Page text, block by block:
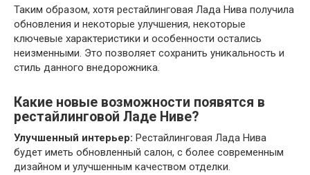
Таким образом, хотя рестайлинговая Лада Нива получила
обновления и некоторые улучшения, некоторые
ключевые характеристики и особенности остались
неизменными. Это позволяет сохранить уникальность и
стиль данного внедорожника.
Какие новые возможности появятся в
рестайлинговой Ладе Ниве?
Улучшенный интерьер: Рестайлинговая Лада Нива
будет иметь обновленный салон, с более современным
дизайном и улучшенным качеством отделки.